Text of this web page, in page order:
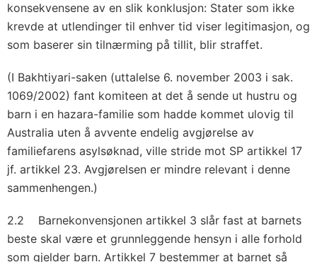
konsekvensene av en slik konklusjon: Stater som ikke
krevde at utlendinger til enhver tid viser legitimasjon, og
som baserer sin tilnærming på tillit, blir straffet.
(I Bakhtiyari-saken (uttalelse 6. november 2003 i sak.
1069/2002) fant komiteen at det å sende ut hustru og
barn i en hazara-familie som hadde kommet ulovig til
Australia uten å avvente endelig avgjørelse av
familiefarens asylsøknad, ville stride mot SP artikkel 17
jf. artikkel 23. Avgjørelsen er mindre relevant i denne
sammenhengen.)
2.2 Barnekonvensjonen artikkel 3 slår fast at barnets
beste skal være et grunnleggende hensyn i alle forhold
som gjelder barn. Artikkel 7 bestemmer at barnet så